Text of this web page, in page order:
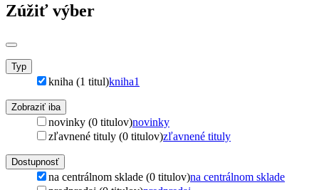
Zúžiť výber
Typ
kniha (1 titul)kniha1
Zobraziť iba
novinky (0 titulov)novinky
zľavnené tituly (0 titulov)zľavnené tituly
Dostupnosť
na centrálnom sklade (0 titulov)na centrálnom sklade